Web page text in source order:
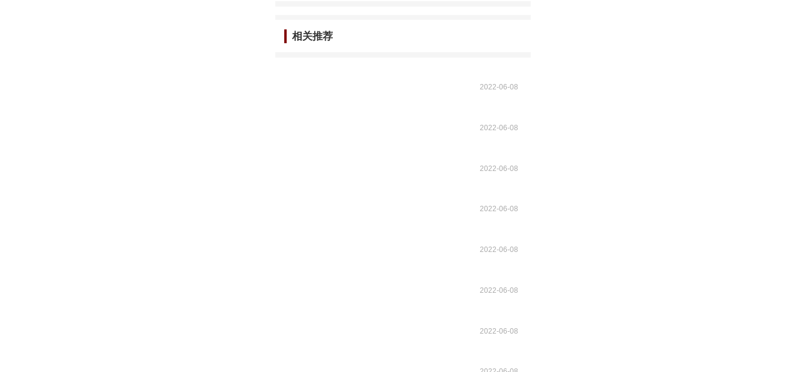
相关推荐
2022-06-08
2022-06-08
2022-06-08
2022-06-08
2022-06-08
2022-06-08
2022-06-08